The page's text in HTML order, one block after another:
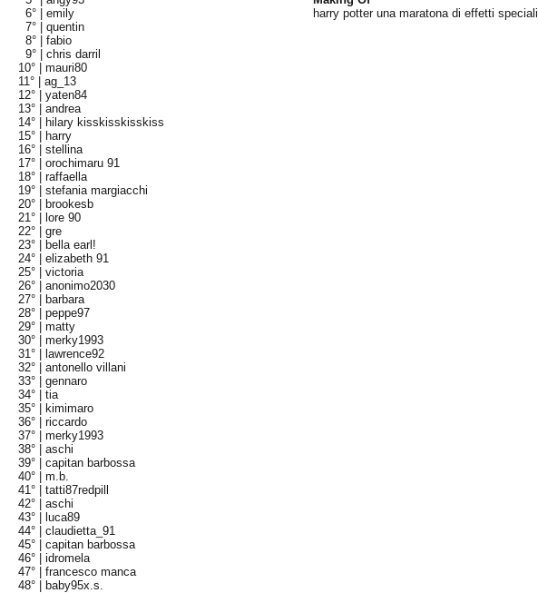
6° |emily
7° |quentin
8° |fabio
9° |chris darril
10° |mauri80
11° |ag_13
12° |yaten84
13° |andrea
14° |
hilary kisskisskisskiss
15° |
harry
16° |stellina
17° |orochimaru 91
18° |raffaella
19° |stefania margiacchi
20° |
brookesb
21° |
lore 90
22° |gre
23° |
bella earl!
24° |elizabeth 91
25° |victoria
26° |anonimo2030
27° |
barbara
28° |peppe97
29° |matty
30° |merky1993
31° |
lawrence92
32° |antonello villani
33° |gennaro
34° |tia
35° |
kimimaro
36° |riccardo
37° |merky1993
38° |aschi
39° |capitan barbossa
40° |m.b.
41° |tatti87redpill
42° |aschi
43° |
luca89
44° |claudietta_91
45° |capitan barbossa
46° |idromela
47° |francesco manca
48° |
baby95x.s.
harry potter una maratona di effetti speciali